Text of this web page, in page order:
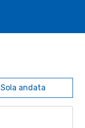
Sola andata